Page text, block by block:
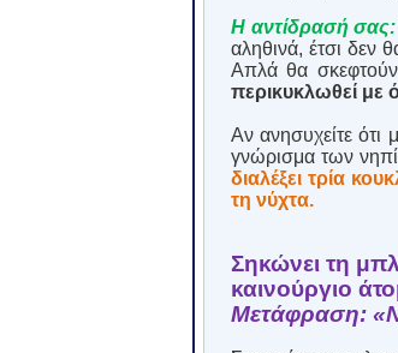
Η αντίδρασή σας:
αληθινά, έτσι δεν
Απλά θα σκεφτούν
περικυκλωθεί με
Αν ανησυχείτε ότι
γνώρισμα των
διαλέξει τρία
τη νύχτα.
Σηκώνει τη
καινούργιο
Μετάφραση: